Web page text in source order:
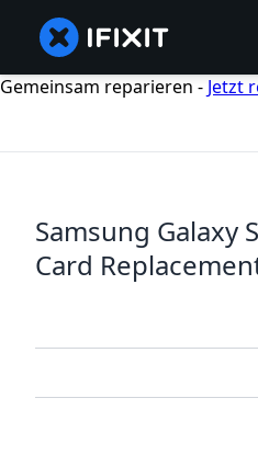
Gemeinsam reparieren - Jetzt
Samsung Galaxy
Card